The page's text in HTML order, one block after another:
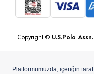
Copyright © U.S.Polo Assn.